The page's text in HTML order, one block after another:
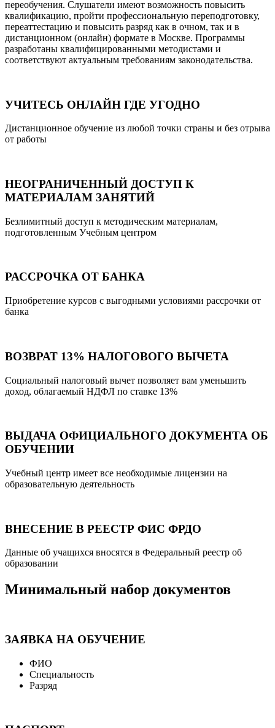
переобучения. Слушатели имеют возможность повысить
квалификацию, пройти профессиональную переподготовку,
переаттестацию и повысить разряд как в очном, так и в
дистанционном (онлайн) формате в Москве. Программы
разработаны квалифицированными методистами и
соответствуют актуальным требованиям законодательства.
УЧИТЕСЬ ОНЛАЙН ГДЕ УГОДНО
Дистанционное обучение из любой точки страны и без отрыва
от работы
НЕОГРАНИЧЕННЫЙ ДОСТУП К
МАТЕРИАЛАМ ЗАНЯТИЙ
Безлимитный доступ к методическим материалам,
подготовленным Учебным центром
РАССРОЧКА ОТ БАНКА
Приобретение курсов с выгодными условиями рассрочки от
банка
ВОЗВРАТ 13% НАЛОГОВОГО ВЫЧЕТА
Социальный налоговый вычет позволяет вам уменьшить
доход, облагаемый НДФЛ по ставке 13%
ВЫДАЧА ОФИЦИАЛЬНОГО ДОКУМЕНТА ОБ
ОБУЧЕНИИ
Учебный центр имеет все необходимые лицензии на
образовательную деятельность
ВНЕСЕНИЕ В РЕЕСТР ФИС ФРДО
Данные об учащихся вносятся в Федеральный реестр об
образовании
Минимальный набор документов
ЗАЯВКА НА ОБУЧЕНИЕ
ФИО
Специальность
Разряд